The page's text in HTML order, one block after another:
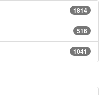
1814
516
1041